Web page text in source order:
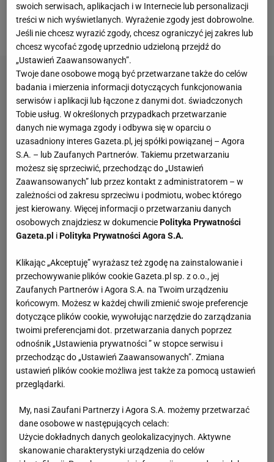
dogodnych okazji. Do tej pory rozegrał 23 mecze, w
których strzelił 10 goli.
swoich serwisach, aplikacjach i w Internecie lub personalizacji
treści w nich wyświetlanych. Wyrażenie zgody jest dobrowolne.
Jeśli nie chcesz wyrazić zgody, chcesz ograniczyć jej zakres lub
chcesz wycofać zgodę uprzednio udzieloną przejdź do
„Ustawień Zaawansowanych”.
Twoje dane osobowe mogą być przetwarzane także do celów
badania i mierzenia informacji dotyczących funkcjonowania
serwisów i aplikacji lub łączone z danymi dot. świadczonych
Tobie usług. W określonych przypadkach przetwarzanie
danych nie wymaga zgody i odbywa się w oparciu o
uzasadniony interes Gazeta.pl, jej spółki powiązanej – Agora
S.A. – lub Zaufanych Partnerów. Takiemu przetwarzaniu
możesz się sprzeciwić, przechodząc do „Ustawień
Zaawansowanych” lub przez kontakt z administratorem – w
zależności od zakresu sprzeciwu i podmiotu, wobec którego
jest kierowany. Więcej informacji o przetwarzaniu danych
osobowych znajdziesz w dokumenciePolityka Prywatności
Gazeta.pl iPolityka Prywatności Agora S.A.
Klikając „Akceptuję” wyrażasz też zgodę na zainstalowanie i
przechowywanie plików cookie Gazeta.pl sp. z o.o., jej
Zaufanych Partnerów i Agora S.A. na Twoim urządzeniu
końcowym. Możesz w każdej chwili zmienić swoje preferencje
dotyczące plików cookie, wywołując narzędzie do zarządzania
twoimi preferencjami dot. przetwarzania danych poprzez
odnośnik „Ustawienia prywatności ” w stopce serwisu i
przechodząc do „Ustawień Zaawansowanych”. Zmiana
ustawień plików cookie możliwa jest także za pomocą ustawień
przeglądarki.
My, nasi Zaufani Partnerzy i Agora S.A. możemy przetwarzać
dane osobowe w następujących celach:
Użycie dokładnych danych geolokalizacyjnych. Aktywne
skanowanie charakterystyki urządzenia do celów